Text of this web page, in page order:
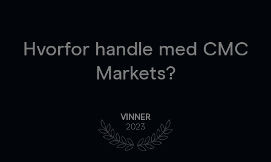
Hvorfor handle med CMC
Markets?
VINNER
2023